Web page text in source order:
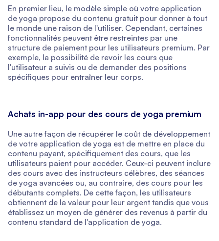
En premier lieu, le modèle simple où votre application
de yoga propose du contenu gratuit pour donner à tout
le monde une raison de l'utiliser. Cependant, certaines
fonctionnalités peuvent être restreintes par une
structure de paiement pour les utilisateurs premium. Par
exemple, la possibilité de revoir les cours que
l'utilisateur a suivis ou de demander des positions
spécifiques pour entraîner leur corps.
Achats in-app pour des cours de yoga premium
Une autre façon de récupérer le coût de développement
de votre application de yoga est de mettre en place du
contenu payant, spécifiquement des cours, que les
utilisateurs paient pour accéder. Ceux-ci peuvent inclure
des cours avec des instructeurs célèbres, des séances
de yoga avancées ou, au contraire, des cours pour les
débutants complets. De cette façon, les utilisateurs
obtiennent de la valeur pour leur argent tandis que vous
établissez un moyen de générer des revenus à partir du
contenu standard de l'application de yoga.